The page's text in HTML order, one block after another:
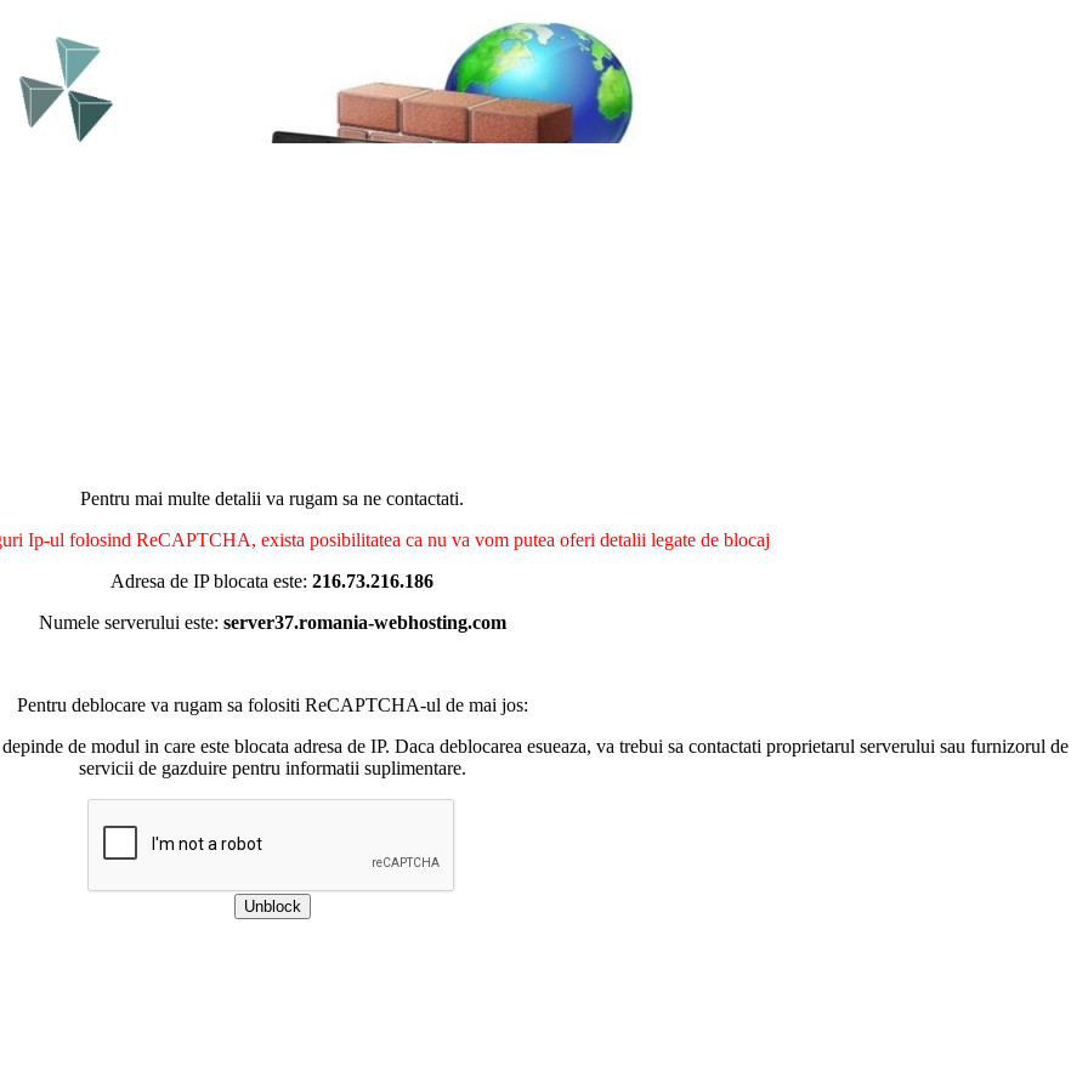
Pentru mai multe detalii va rugam sa ne contactati.
Ip-ul folosind ReCAPTCHA, exista posibilitatea ca nu va vom putea oferi detalii legate de blocaj
Adresa de IP blocata este: 216.73.216.186
Numele serverului este: server37.romania-webhosting.com
Pentru deblocare va rugam sa folositi ReCAPTCHA-ul de mai jos:
de modul in care este blocata adresa de IP. Daca deblocarea esueaza, va trebui sa contactati proprietarul serverului sau furnizorul de
servicii de gazduire pentru informatii suplimentare.